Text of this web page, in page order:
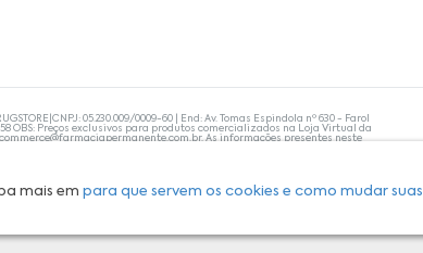
mais empara que servem os cookies e como mudar suas
05.230.009/0009-60 | End: Av. Tomas Espindola nº 630 - Farol
OBS: Preços exclusivos para produtos comercializados na Loja Virtual da
. As informações presentes neste
da área médica. Apenas o médico está capacitado para
deve ser consultado. A Farmácia Permanente trabalha com as
A privacidade e a segurança dos clientes são compromissos da
em nosso estoque.